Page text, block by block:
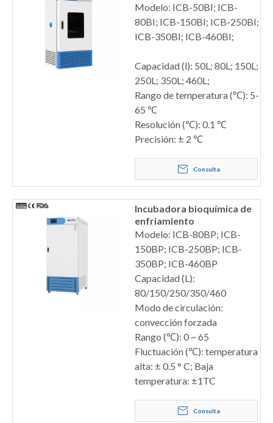
Modelo: ICB-50BI; ICB-
80BI; ICB-150BI; ICB-250BI;
ICB-350BI; ICB-460BI;
Capacidad (l): 50L; 80L; 150L;
250L; 350L; 460L;
Rango de temperatura (℃): 5-
65 ℃
Resolución (℃): 0.1 ℃
Precisión: ± 2 ℃
Consulta
Incubadora bioquímica de
enfriamiento
Modelo: ICB-80BP; ICB-
150BP; ICB-250BP; ICB-
350BP; ICB-460BP
Capacidad (L):
80/150/250/350/460
Modo de circulación:
convección forzada
Rango (℃): 0 ~ 65
Fluctuación (℃): temperatura
alta: ± 0.5 ° C; Baja
temperatura: ±1TC
Consulta